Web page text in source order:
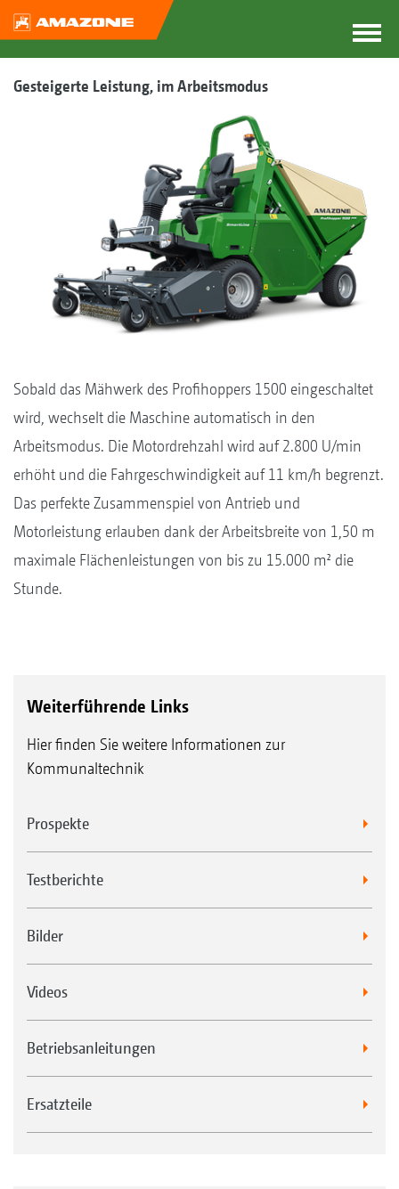
Gesteigerte Leistung, im Arbeitsmodus
Sobald das Mähwerk des Profihoppers 1500 eingeschaltet
wird, wechselt die Maschine automatisch in den
Arbeitsmodus. Die Motordrehzahl wird auf 2.800 U/min
erhöht und die Fahrgeschwindigkeit auf 11 km/h begrenzt.
Das perfekte Zusammenspiel von Antrieb und
Motorleistung erlauben dank der Arbeitsbreite von 1,50 m
maximale Flächenleistungen von bis zu 15.000 m² die
Stunde.
Weiterführende Links
Hier finden Sie weitere Informationen zur
Kommunaltechnik
Prospekte
Testberichte
Bilder
Videos
Betriebsanleitungen
Ersatzteile